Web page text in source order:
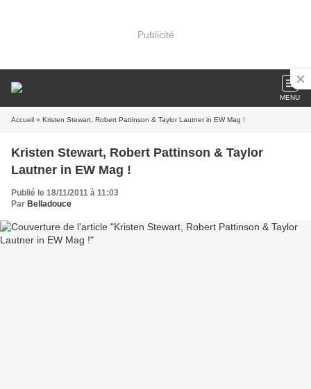
Publicité
MENU
Accueil » Kristen Stewart, Robert Pattinson & Taylor Lautner in EW Mag !
Kristen Stewart, Robert Pattinson & Taylor
Lautner in EW Mag !
Publié le 18/11/2011 à 11:03
Par Belladouce